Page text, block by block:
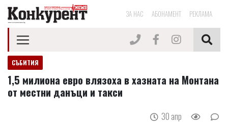
ЗА НАС АБОНАМЕНТ РЕКЛАМА
СЪБИТИЯ
1,5 милиона евро влязоха в хазната на Монтана
от местни данъци и такси
30 апр